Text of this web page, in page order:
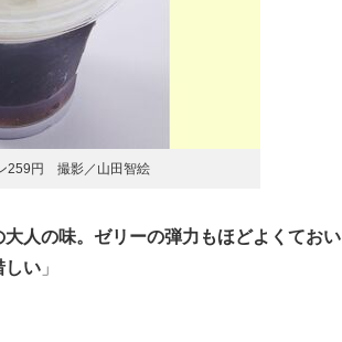
259円 撮影／山田智絵
人の味。ゼリーの弾力もほどよくておい
しい 」